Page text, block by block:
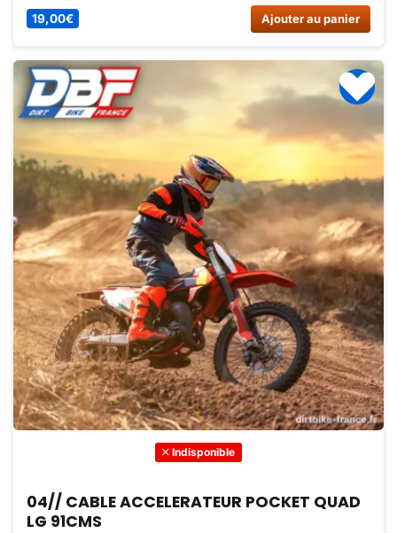
sur Dirt Bike France !
19,00€ Ajouter au panier
Indisponible
04// CABLE ACCELERATEUR POCKET QUAD
LG 91CMS